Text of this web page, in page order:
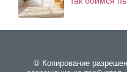
© Копирование